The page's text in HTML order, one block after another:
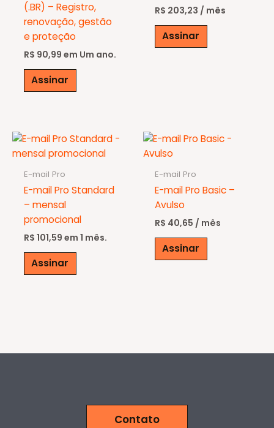
(.BR) – Registro,
renovação, gestão
e proteção
R$ 90,99 em Um ano.
Assinar
R$ 203,23 / mês
Assinar
E-mail Pro
E-mail Pro Standard
– mensal
promocional
R$ 101,59 em 1 mês.
Assinar
E-mail Pro
E-mail Pro Basic –
Avulso
R$ 40,65 / mês
Assinar
Contato